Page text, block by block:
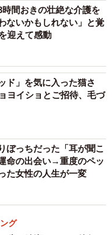
のだが、周辺には野
かなところなので、
りしても、誰もとがめ
は悠々と暮らしてい
、猫たちとの信頼関
猫は、乳離れした頃
間おきの壮絶な介護を
いかもしれない」と覚
迎えて感動
ド」を気に入った猫さ
ヨイショとご招待、毛づ
ぼっちだった「耳が聞こ
命の出会い→重度のペッ
た女性の人生が一変
グ